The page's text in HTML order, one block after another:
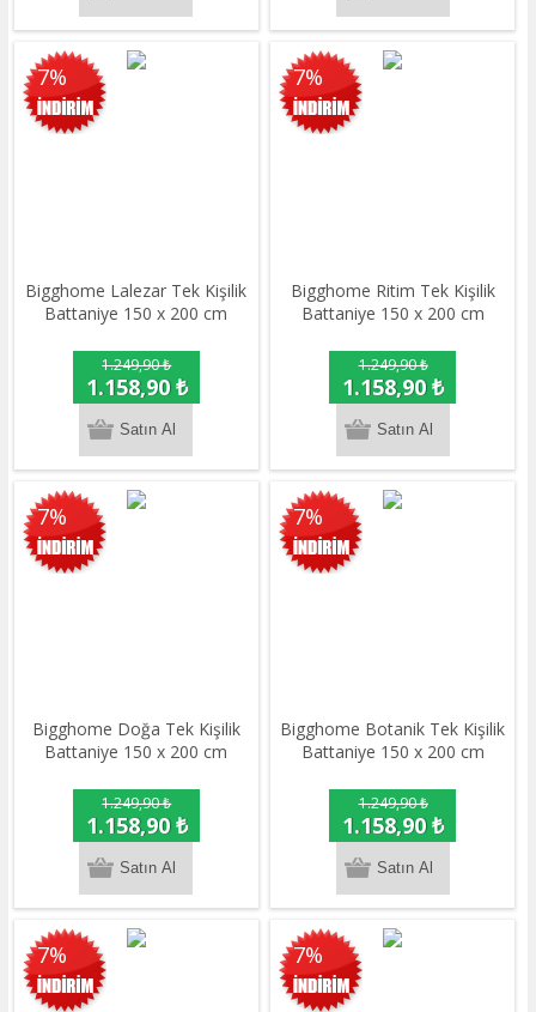
7%
Bigghome Lalezar Tek Kişilik
Battaniye 150 x 200 cm
1.249,90 ₺
1.158,90 ₺
7%
Bigghome Ritim Tek Kişilik
Battaniye 150 x 200 cm
1.249,90 ₺
1.158,90 ₺
7%
Bigghome Doğa Tek Kişilik
Battaniye 150 x 200 cm
1.249,90 ₺
1.158,90 ₺
7%
Bigghome Botanik Tek Kişilik
Battaniye 150 x 200 cm
1.249,90 ₺
1.158,90 ₺
7% 7%